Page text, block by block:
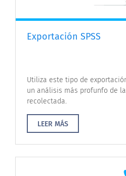
Exportación SPSS
Utiliza este tipo de
un análisis más profunfo de
recolectada.
LEER MÁS